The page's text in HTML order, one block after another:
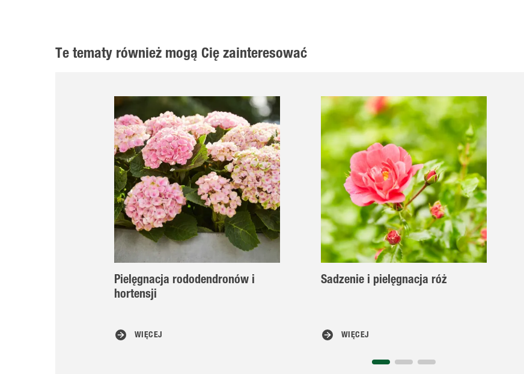
Te tematy również mogą Cię zainteresować
Pielęgnacja rododendronów i
hortensji
WIĘCEJ
Sadzenie i pielęgnacja róż
WIĘCEJ